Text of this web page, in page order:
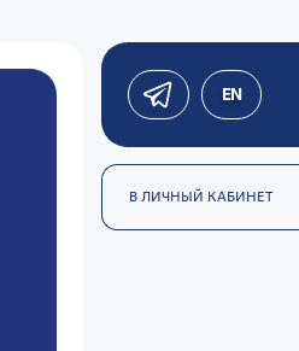
EN
В ЛИЧНЫЙ КАБИНЕТ